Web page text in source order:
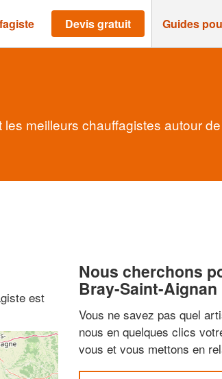
Devis gratuit Guides
meilleurs chauffagistes autour
est
Nous cherchons
Bray-Saint-Aignan
Vous ne savez pas quel
nous en quelques clics
vous et vous mettons en